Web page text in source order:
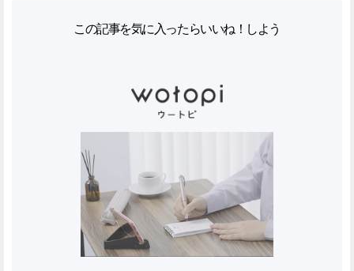
この記事を気に入ったらいいね！しよう